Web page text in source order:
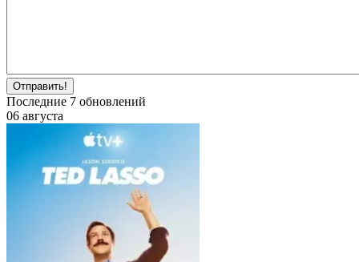
Отправить!
Последние 7 обновлений
06 августа